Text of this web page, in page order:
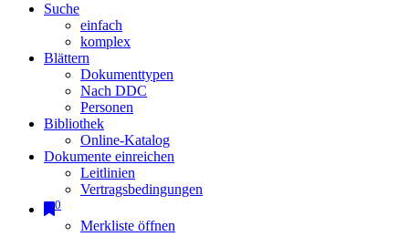
Suche
einfach
komplex
Blättern
Dokumenttypen
Nach DDC
Personen
Bibliothek
Online-Katalog
Dokumente einreichen
Leitlinien
Vertragsbedingungen
0
Merkliste öffnen